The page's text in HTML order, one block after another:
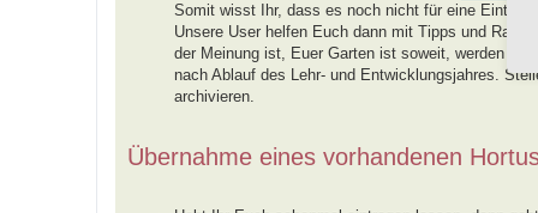
Somit wisst Ihr, dass es noch nicht für eine
Unsere User helfen Euch dann mit Tipps und Rat
der Meinung ist, Euer Garten ist soweit, werden wir
nach Ablauf des Lehr- und Entwicklungsjahres.
archivieren.
Übernahme eines vorhandenen